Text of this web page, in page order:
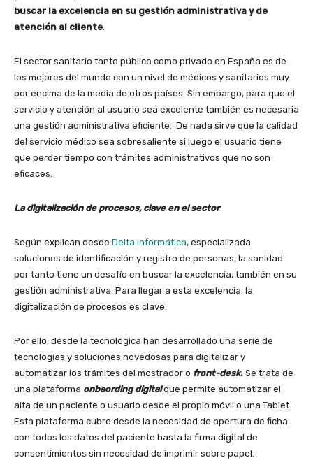
buscar la excelencia en su gestión administrativa y de
atención al cliente.
El sector sanitario tanto público como privado en España es de
los mejores del mundo con un nivel de médicos y sanitarios muy
por encima de la media de otros países. Sin embargo, para que el
servicio y atención al usuario sea excelente también es necesaria
una gestión administrativa eficiente. De nada sirve que la calidad
del servicio médico sea sobresaliente si luego el usuario tiene
que perder tiempo con trámites administrativos que no son
eficaces.
La digitalización de procesos, clave en el sector
Según explican desde Delta Informática, especializada
soluciones de identificación y registro de personas, la sanidad
por tanto tiene un desafío en buscar la excelencia, también en su
gestión administrativa. Para llegar a esta excelencia, la
digitalización de procesos es clave.
Por ello, desde la tecnológica han desarrollado una serie de
tecnologías y soluciones novedosas para digitalizar y
automatizar los trámites del mostrador o front-desk. Se trata de
una plataforma onbaording digitalque permite automatizar el
alta de un paciente o usuario desde el propio móvil o una Tablet.
Esta plataforma cubre desde la necesidad de apertura de ficha
con todos los datos del paciente hasta la firma digital de
consentimientos sin necesidad de imprimir sobre papel.